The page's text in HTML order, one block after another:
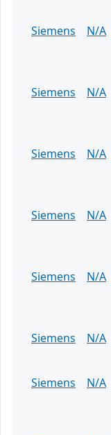
Siemens
N/A
Siemens
N/A
Siemens
N/A
Siemens
N/A
Siemens
N/A
Siemens
N/A
Siemens
N/A